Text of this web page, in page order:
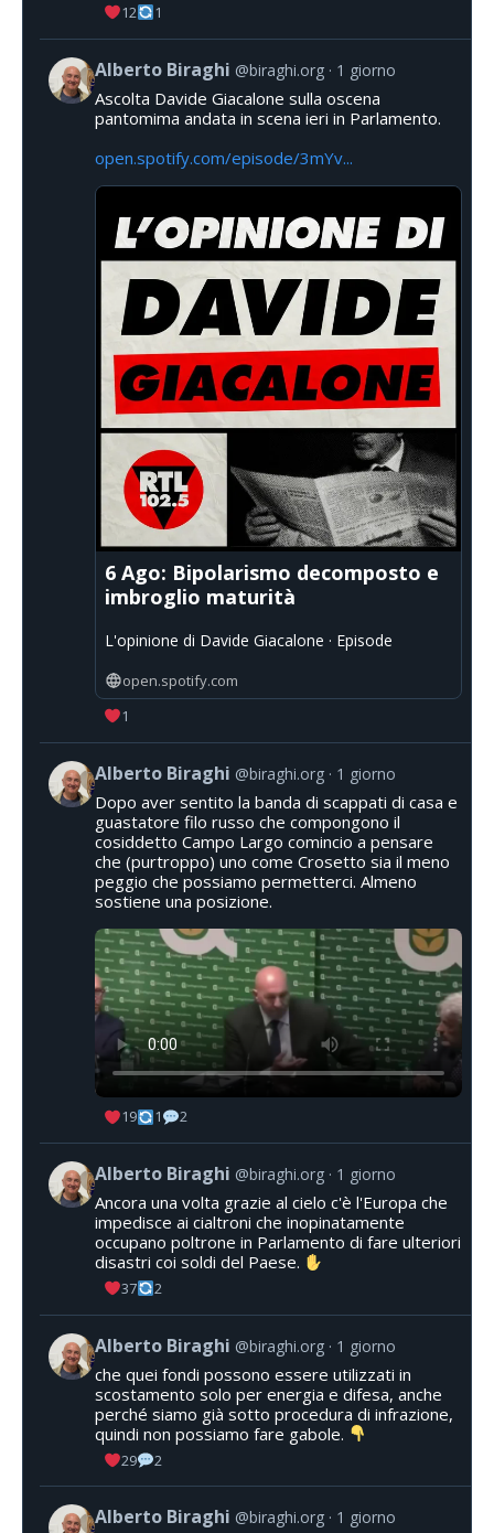
12
1
Alberto Biraghi @biraghi.org 1 giorno
Ascolta Davide Giacalone sulla oscena
pantomima andata in scena ieri in Parlamento.
open.spotify.com/episode/3mYv...
6 Ago: Bipolarismo decomposto e
imbroglio maturità
L'opinione di Davide Giacalone · Episode
open.spotify.com
1
Alberto Biraghi @biraghi.org 1 giorno
Dopo aver sentito la banda di scappati di casa e
guastatore filo russo che compongono il
cosiddetto Campo Largo comincio a pensare
che (purtroppo) uno come Crosetto sia il meno
peggio che possiamo permetterci. Almeno
sostiene una posizione.
19 1 2
Alberto Biraghi @biraghi.org 1 giorno
Ancora una volta grazie al cielo c'è l'Europa che
impedisce ai cialtroni che inopinatamente
occupano poltrone in Parlamento di fare ulteriori
disastri coi soldi del Paese.
37 2
Alberto Biraghi @biraghi.org 1 giorno
che quei fondi possono essere utilizzati in
scostamento solo per energia e difesa, anche
perché siamo già sotto procedura di infrazione,
quindi non possiamo fare gabole.
29 2
Alberto Biraghi @biraghi.org 1 giorno